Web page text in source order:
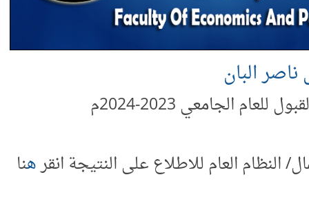
البان
الجامعي 2023-2024م
العام للاطلاع على النتيجة انقرهنا